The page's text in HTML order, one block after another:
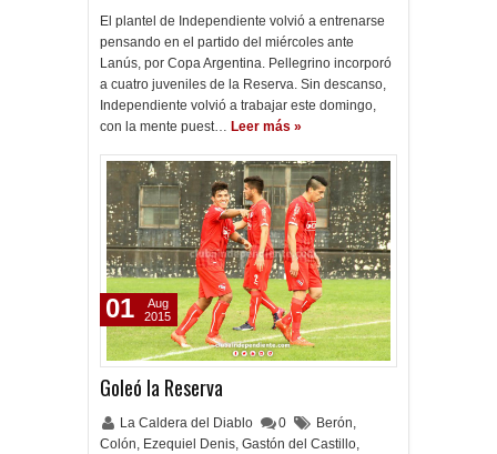
El plantel de Independiente volvió a entrenarse
pensando en el partido del miércoles ante
Lanús, por Copa Argentina. Pellegrino incorporó
a cuatro juveniles de la Reserva. Sin descanso,
Independiente volvió a trabajar este domingo,
con la mente puest… Leer más »
Goleó la Reserva
La Caldera del Diablo 0 Berón,
Colón, Ezequiel Denis, Gastón del Castillo,
01
Aug
2015